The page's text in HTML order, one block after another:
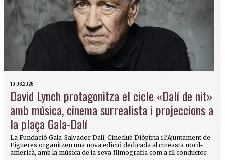
19.06.2026
David Lynch protagonitza el cicle «Dalí de nit»
amb música, cinema surrealista i projeccions a
la plaça Gala-Dalí
La Fundació Gala-Salvador Dalí, Cineclub Diòptria i l’Ajuntament de
Figueres organitzen una nova edició dedicada al cineasta nord-
americà, amb la música de la seva filmografia com a fil conductor